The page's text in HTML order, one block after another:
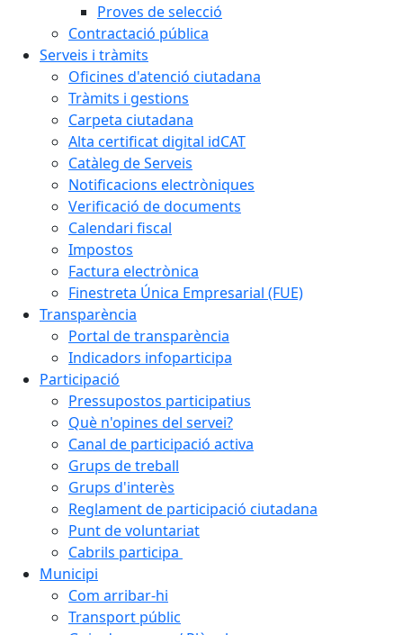
Proves de selecció
Contractació pública
Serveis i tràmits
Oficines d'atenció ciutadana
Tràmits i gestions
Carpeta ciutadana
Alta certificat digital idCAT
Catàleg de Serveis
Notificacions electròniques
Verificació de documents
Calendari fiscal
Impostos
Factura electrònica
Finestreta Única Empresarial (FUE)
Transparència
Portal de transparència
Indicadors infoparticipa
Participació
Pressupostos participatius
Què n'opines del servei?
Canal de participació activa
Grups de treball
Grups d'interès
Reglament de participació ciutadana
Punt de voluntariat
Cabrils participa
Municipi
Com arribar-hi
Transport públic